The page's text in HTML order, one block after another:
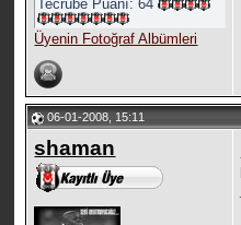
Tecrübe Puanı:64
Üyenin Fotoğraf Albümleri
06-01-2008, 15:11
shaman